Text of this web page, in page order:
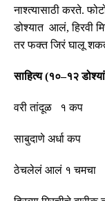
नाश्त्यासाठी करते.
डोश्यात आलं,हिरवी
तर फक्त जिरं घालू
साहित्य(१०–१२
वरी तांदूळ १ कप
साबुदाणे अर्धा कप
ठेचलेलं आलं १ चमचा